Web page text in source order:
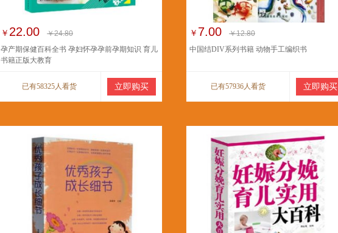
￥ 22.00
￥24.80
孕产期保健百科全书 孕妇怀孕孕前孕期知识 育儿
书籍正版大教育
已有58325人看货 立即购买
￥ 7.00
￥12.80
中国结DIV系列书籍 动物手工编织书
已有57936人看货 立即购买